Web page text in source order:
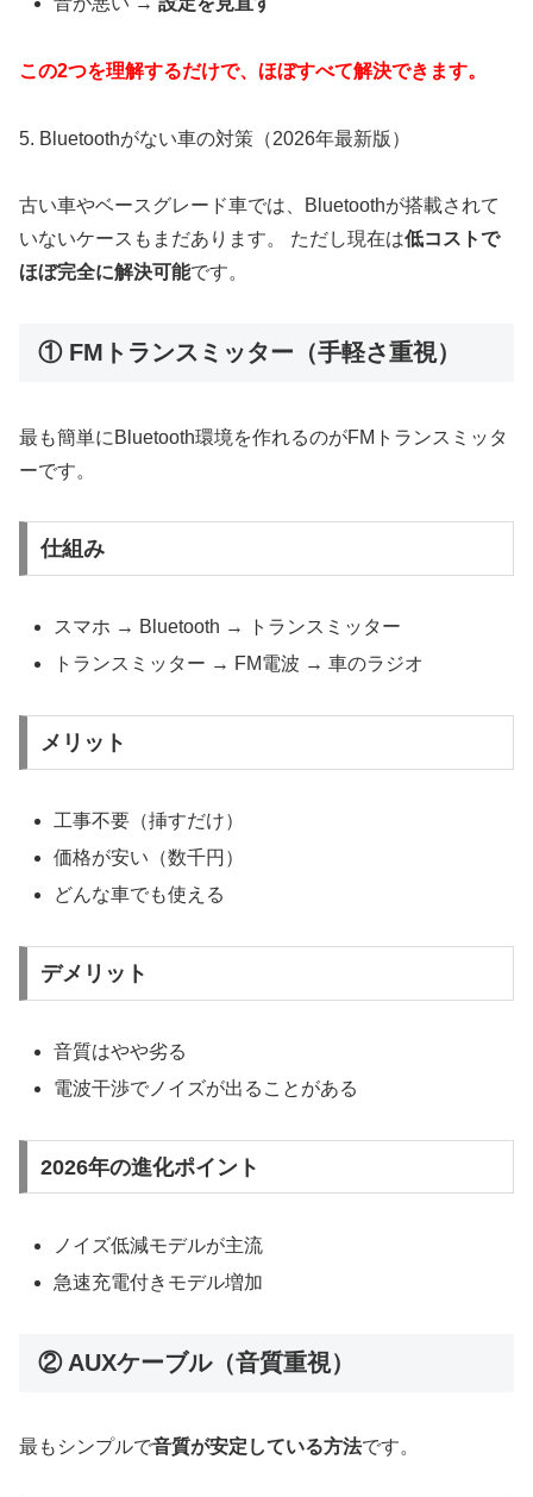
この2つを理解するだけで、ほぼすべて解決できます。
5. Bluetoothがない車の対策（2026年最新版）
古い車やベースグレード車では、Bluetoothが搭載されて
いないケースもまだあります。 ただし現在は低コストで
ほぼ完全に解決可能です。
① FMトランスミッター（手軽さ重視）
最も簡単にBluetooth環境を作れるのがFMトランスミッタ
ーです。
仕組み
スマホ → Bluetooth → トランスミッター
トランスミッター → FM電波 → 車のラジオ
メリット
工事不要（挿すだけ）
価格が安い（数千円）
どんな車でも使える
デメリット
音質はやや劣る
電波干渉でノイズが出ることがある
2026年の進化ポイント
ノイズ低減モデルが主流
急速充電付きモデル増加
② AUXケーブル（音質重視）
最もシンプルで音質が安定している方法です。